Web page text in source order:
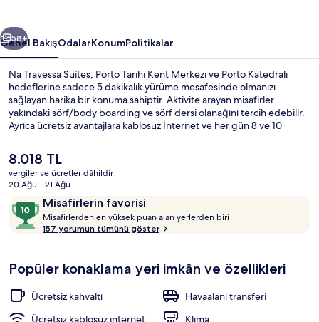
Sonraki
58+
Genel BakışOdalarKonumPolitikalar
Na Travessa Suítes, Porto Tarihi Kent Merkezi ve Porto Katedrali
hedeflerine sadece 5 dakikalık yürüme mesafesinde olmanızı
sağlayan harika bir konuma sahiptir. Aktivite arayan misafirler
yakındaki sörf/body boarding ve sörf dersi olanağını tercih edebilir.
Ayrıca ücretsiz avantajlara kablosuz İnternet ve her gün 8 ve 10
Ribeira Meydanı 10 dakikalık yürüme mesafesindedir. Misafirler
yardıma hazır personel hakkında harika yorumlarda bulunuyor. Toplu
taşıma yakındadır, Batalha İstasyonu 4 dakikalık ve Batalha-Guindais
Durağı 4 dakikalık yürüme mesafesinde bulunur.
Şu
anki
fiyat
8.018 TL
vergiler ve ücretler dâhildir
20 Ağu - 21 Ağu
YorumlarMisafirlerin favorisi
10
üzerinden
10,
favorisi
Misafirlerden en yüksek puan alan yerlerden biri
f
r
157 yorumun tümünü göster
Popüler konaklama yeri imkân ve özellikleri
Ücretsiz kahvaltı
Havaalanı transferi
Ücretsiz kablosuz internet
Klima